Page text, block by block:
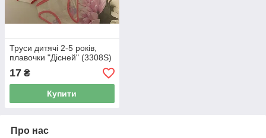
Труси дитячі 2-5 років,
плавочки "Дісней" (3308S)
17 ₴
Купити
Про нас